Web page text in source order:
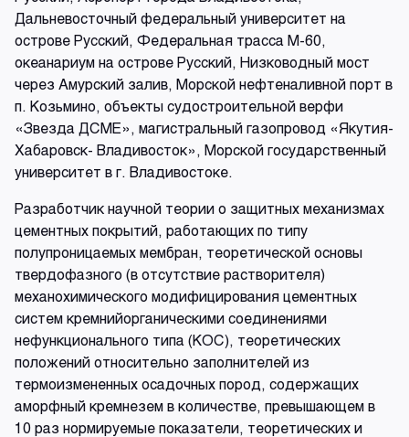
Дальневосточный федеральный университет на
острове Русский, Федеральная трасса М-60,
океанариум на острове Русский, Низководный мост
через Амурский залив, Морской нефтеналивной порт в
п. Козьмино, объекты судостроительной верфи
«Звезда ДСМЕ», магистральный газопровод «Якутия-
Хабаровск- Владивосток», Морской государственный
университет в г. Владивостоке.
Разработчик научной теории о защитных механизмах
цементных покрытий, работающих по типу
полупроницаемых мембран, теоретической основы
твердофазного (в отсутствие растворителя)
механохимического модифицирования цементных
систем кремнийорганическими соединениями
нефункционального типа (КОС), теоретических
положений относительно заполнителей из
термоизмененных осадочных пород, содержащих
аморфный кремнезем в количестве, превышающем в
10 раз нормируемые показатели, теоретических и